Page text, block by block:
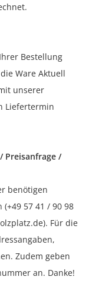
Bestellung
Ware Aktuell
unserer
Liefertermin
Preisanfrage /
benötigen
57 41 / 90 98
Für die
Zudem geben
an. Danke!